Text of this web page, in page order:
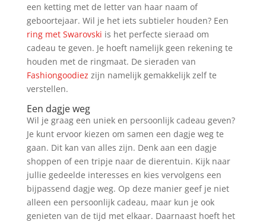
een ketting met de letter van haar naam of
geboortejaar. Wil je het iets subtieler houden? Een
ring met Swarovski is het perfecte sieraad om
cadeau te geven. Je hoeft namelijk geen rekening te
houden met de ringmaat. De sieraden van
Fashiongoodiez zijn namelijk gemakkelijk zelf te
verstellen.
Een dagje weg
Wil je graag een uniek en persoonlijk cadeau geven?
Je kunt ervoor kiezen om samen een dagje weg te
gaan. Dit kan van alles zijn. Denk aan een dagje
shoppen of een tripje naar de dierentuin. Kijk naar
jullie gedeelde interesses en kies vervolgens een
bijpassend dagje weg. Op deze manier geef je niet
alleen een persoonlijk cadeau, maar kun je ook
genieten van de tijd met elkaar. Daarnaast hoeft het